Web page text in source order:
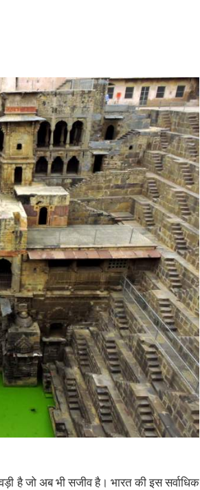
है जो अब भी सजीव है। भारत की इस सर्वाधिक